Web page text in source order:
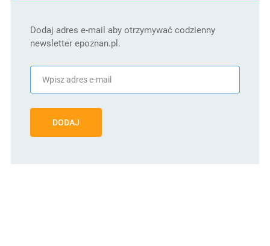
Dodaj adres e-mail aby otrzymywać codzienny
newsletter epoznan.pl.
DODAJ